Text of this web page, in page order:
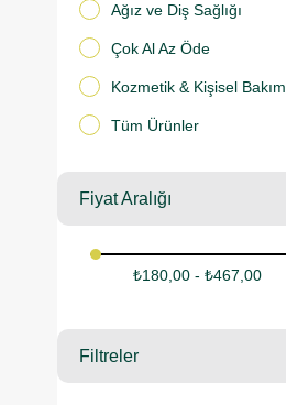
Ağız ve Diş Sağlığı
Çok Al Az Öde
Kozmetik & Kişisel Bakım
Tüm Ürünler
Fiyat Aralığı
₺180,00 - ₺467,00
Filtreler